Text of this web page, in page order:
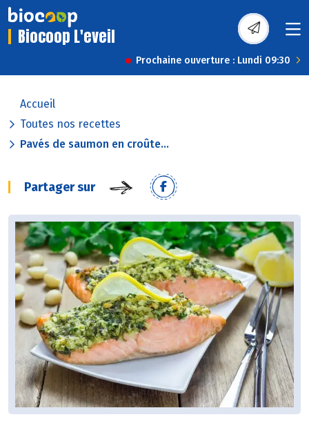
Biocoop L'eveil
Prochaine ouverture : Lundi 09:30
Accueil
Toutes nos recettes
Pavés de saumon en croûte...
Partager sur